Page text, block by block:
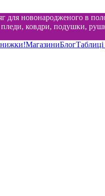
новонародженого в
ковдри, подушки,
МагазиниБлогТаблиці